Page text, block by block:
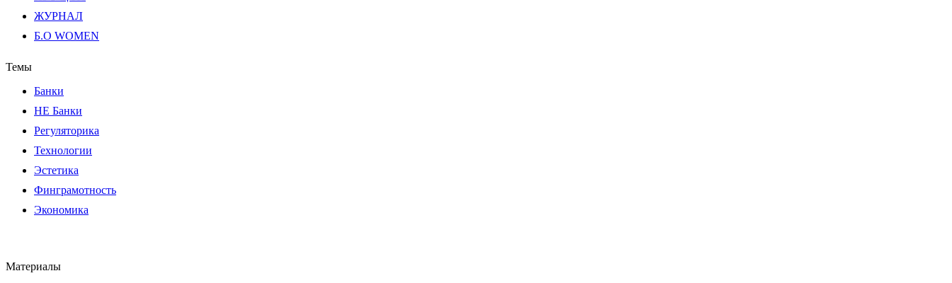
ЖУРНАЛ
Б.О WOMEN
Темы
Банки
НЕ Банки
Регуляторика
Технологии
Эстетика
Финграмотность
Экономика
Материалы